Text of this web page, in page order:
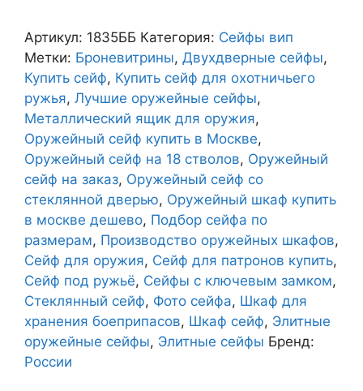
оружейный
1835ББ
Артикул: 1835ББ Категория: Сейфы вип
Метки: Броневитрины, Двухдверные сейфы,
Купить сейф, Купить сейф для охотничьего
ружья, Лучшие оружейные сейфы,
Металлический ящик для оружия,
Оружейный сейф купить в Москве,
Оружейный сейф на 18 стволов, Оружейный
сейф на заказ, Оружейный сейф со
стеклянной дверью, Оружейный шкаф купить
в москве дешево, Подбор сейфа по
размерам, Производство оружейных шкафов,
Сейф для оружия, Сейф для патронов купить,
Сейф под ружьё, Сейфы с ключевым замком,
Стеклянный сейф, Фото сейфа, Шкаф для
хранения боеприпасов, Шкаф сейф, Элитные
оружейные сейфы, Элитные сейфы Бренд:
России